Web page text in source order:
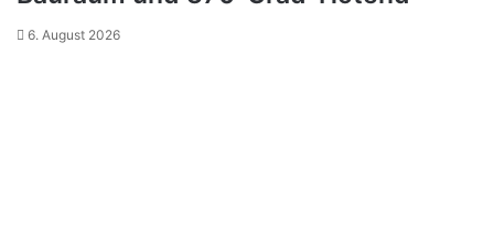
6. August 2026